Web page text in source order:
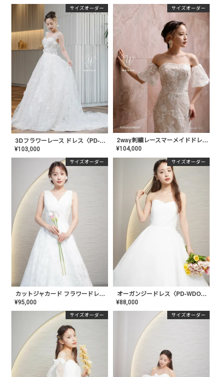
サイズオーダー
3Dフラワーレース ドレス〈PD-WDOR-331〉
¥103,000
サイズオーダー
2way刺繍レースマーメイドドレス〈PD-WDOR-311〉
¥104,000
サイズオーダー
カットジャカード フラワードレス〈PD-WDOR-231〉
¥95,000
サイズオーダー
オーガンジードレス〈PD-WDOR-220〉
¥88,000
サイズオーダー
サイズオーダー